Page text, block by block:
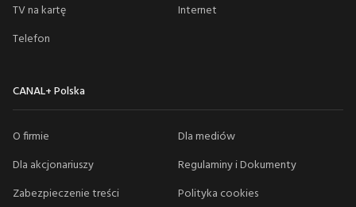
TV na kartę
Internet
Telefon
CANAL+ Polska
O firmie
Dla mediów
Dla akcjonariuszy
Regulaminy i Dokumenty
Zabezpieczenie treści
Polityka cookies